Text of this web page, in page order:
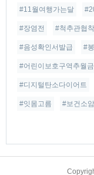
#11월여행가는달
#장염전 #척추관협
#음성확인서발급 #
#어린이보호구역추월금
#디지털탄소다이어트
#잇몸고름 #보건소
TistoryWhaleSkin3.4